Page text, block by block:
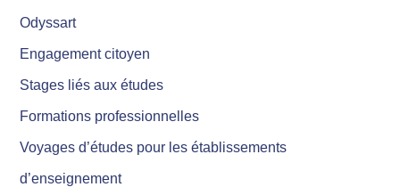
Odyssart
Engagement citoyen
Stages liés aux études
Formations professionnelles
Voyages d’études pour les établissements
d’enseignement